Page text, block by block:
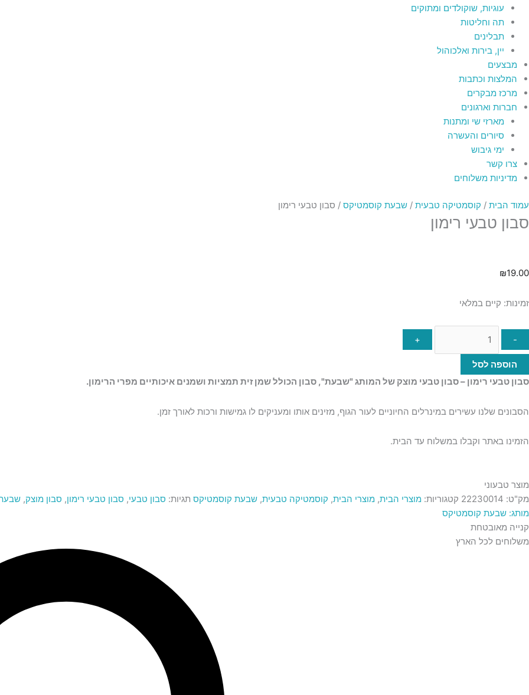
עוגיות, שוקולדים ומתוקים
תה וחליטות
תבלינים
יין, בירות ואלכוהול
מבצעים
המלצות וכתבות
מרכז מבקרים
חברות וארגונים
מארזי שי ומתנות
סיורים והעשרה
ימי גיבוש
צרו קשר
מדיניות משלוחים
עמוד הבית / קוסמטיקה טבעית / שבעת קוסמטיקס / סבון טבעי רימון
סבון טבעי רימון
₪19.00
זמינות: קיים במלאי
-
+
הוספה לסל
סבון טבעי רימון – סבון טבעי מוצק של המותג "שבעת", סבון הכולל שמן זית תמציות ושמנים איכותיים מפרי הרימון.
הסבונים שלנו עשירים במינרלים החיוניים לעור הגוף, מזינים אותו ומעניקים לו גמישות ורכות לאורך זמן.
הזמינו באתר וקבלו במשלוח עד הבית.
מוצר טבעוני
מק"ט: 22230014 קטגוריות: מוצרי הבית, מוצרי הבית, קוסמטיקה טבעית, שבעת קוסמטיקס תגיות: סבון טבעי, סבון טבעי רימון, סבון מוצק,
מותג: שבעת קוסמטיקס
קנייה מאובטחת
משלוחים לכל הארץ